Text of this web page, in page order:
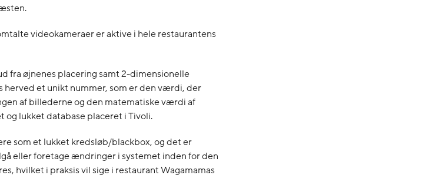
videokameraer er aktive i hele restaurantens
fra øjnenes placering samt 2-dimensionelle
herved et unikt nummer, som er den værdi, der
af billederne og den matematiske værdi af
og lukket database placeret i Tivoli.
som et lukket kredsløb/blackbox, og det er
eller foretage ændringer i systemet inden for den
hvilket i praksis vil sige i restaurant Wagamamas